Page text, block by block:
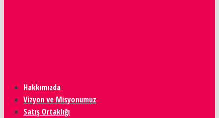
Hakkımızda
Vizyon ve Misyonumuz
Satış Ortaklığı